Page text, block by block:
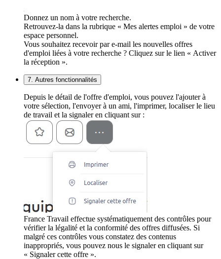
Donnez un nom à votre recherche.
Retrouvez-la dans la rubrique « Mes alertes emploi » de votre
espace personnel.
Vous souhaitez recevoir par e-mail les nouvelles offres
d'emploi liées à votre recherche ? Cliquez sur le lien « Activer
la réception ».
7. Autres fonctionnalités
Depuis le détail de l'offre d'emploi, vous pouvez l'ajouter à
votre sélection, l'envoyer à un ami, l'imprimer, localiser le lieu
de travail et la signaler en cliquant sur :
France Travail effectue systématiquement des contrôles pour
vérifier la légalité et la conformité des offres diffusées. Si
malgré ces contrôles vous constatez des contenus
inappropriés, vous pouvez nous le signaler en cliquant sur
« Signaler cette offre ».